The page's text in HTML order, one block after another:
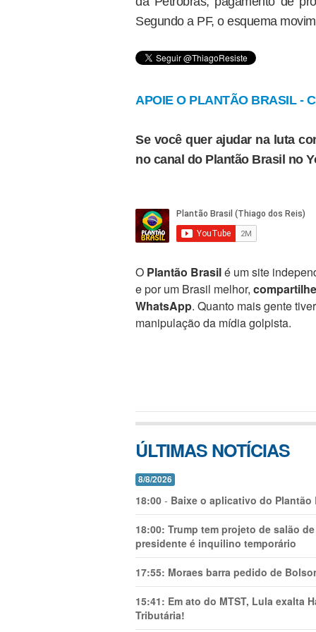
Segundo a PF, o esquema
APOIE O PLANTÃO BRASIL -
Se você quer ajudar na luta
no canal do Plantão Brasil no
O Plantão Brasilé um site
e por um Brasil melhor,
WhatsApp. Quanto mais gente
manipulação da mídia golpista.
ÚLTIMAS NOTÍCIAS
8/8/2026
18:00 - Baixe o aplicativo do Plantão
18:00: Trump tem projeto de salão
presidente é inquilino temporário
17:55: Moraes barra pedido de
15:41: Em ato do MTST, Lula exalta
Tributária!